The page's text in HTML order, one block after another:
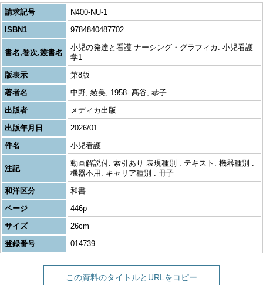
請求記号
N400-NU-1
ISBN1
9784840487702
書名,巻次,叢書名
小児の発達と看護 ナーシング・グラフィカ. 小児看護
学1
版表示
第8版
著者名
中野, 綾美, 1958- 髙谷, 恭子
出版者
メディカ出版
出版年月日
2026/01
件名
小児看護
注記
動画解説付. 索引あり 表現種別 : テキスト. 機器種別 :
機器不用. キャリア種別 : 冊子
和洋区分
和書
ページ
446p
サイズ
26cm
登録番号
014739
この資料のタイトルとURLをコピー